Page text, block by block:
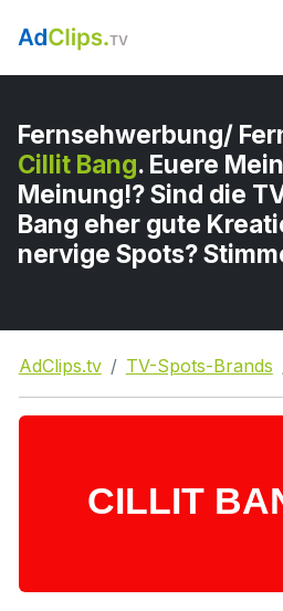
Fernsehwerbung/
Cillit Bang. Euere
Meinung!? Sind die
Bang eher gute
nervige Spots?
AdClips.tv TV-Spots-Brands